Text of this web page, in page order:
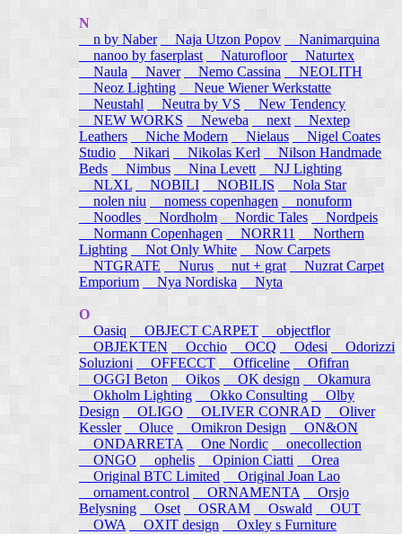
N
n by Naber
Naja Utzon Popov
Nanimarquina
nanoo by faserplast
Naturofloor
Naturtex
Naula
Naver Nemo Cassina
NEOLITH
Neoz Lighting
Neue Wiener Werkstatte
Neustahl
Neutra by VS
New Tendency
NEW WORKS
Neweba next
Nextep
Leathers
Niche Modern Nielaus
Nigel Coates
Studio
Nikari Nikolas Kerl
Nilson Handmade
Beds
Nimbus Nina Levett
NJ Lighting
NLXL
NOBILI NOBILIS
Nola Star
nolen niu
nomess copenhagen
nonuform
Noodles
Nordholm Nordic Tales
Nordpeis
Normann Copenhagen
NORR11
Northern
Lighting
Not Only White
Now Carpets
NTGRATE
Nurus nut + grat
Nuzrat Carpet
Emporium
Nya Nordiska Nyta
O
Oasiq
OBJECT CARPET
objectflor
OBJEKTEN
Occhio OCQ Odesi
Odorizzi
Soluzioni
OFFECCT Officeline
Ofifran
OGGI Beton
Oikos OK design
Okamura
Okholm Lighting
Okko Consulting
Olby
Design
OLIGO OLIVER CONRAD
Oliver
Kessler
Oluce Omikron Design
ON&ON
ONDARRETA
One Nordic
onecollection
ONGO
ophelis Opinion Ciatti
Orea
Original BTC Limited
Original Joan Lao
ornament.control
ORNAMENTA
Orsjo
Belysning
Oset OSRAM Oswald
OUT
OWA
OXIT design Oxley s Furniture